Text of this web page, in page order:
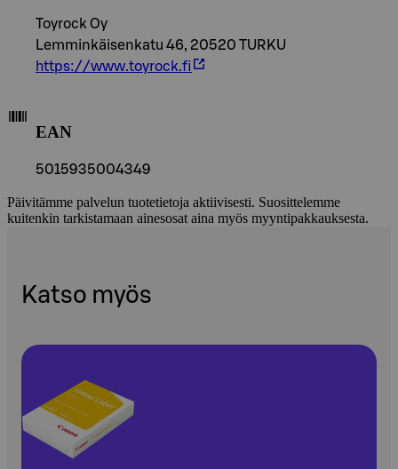
Toyrock Oy
Lemminkäisenkatu 46, 20520 TURKU
https://www.toyrock.fi
EAN
5015935004349
Päivitämme palvelun tuotetietoja aktiivisesti. Suosittelemme
kuitenkin tarkistamaan ainesosat aina myös myyntipakkauksesta.
Katso myös